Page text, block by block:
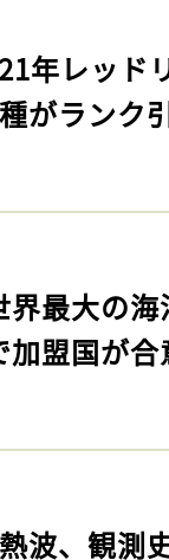
年レッ
がランク
界最大の
加盟国が合
波、観
入りに
ンが必
グイン